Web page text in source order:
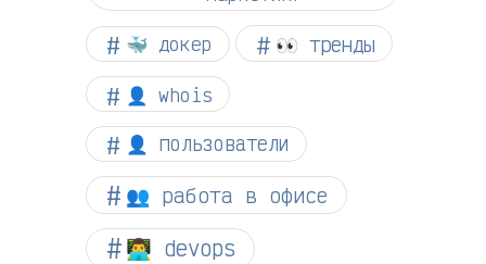
🐳 докер 👀 тренды
👤 whois
👤 пользователи
👥 работа в офисе
👨‍💻 devops